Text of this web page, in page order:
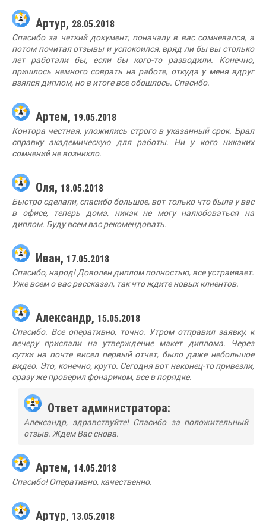
Артур, 28.05.2018
Спасибо за четкий документ, поначалу в вас сомневался, а
потом почитал отзывы и успокоился, вряд ли бы вы столько
лет работали бы, если бы кого-то разводили. Конечно,
пришлось немного соврать на работе, откуда у меня вдруг
взялся диплом, но в итоге все обошлось. Спасибо.
Артем, 19.05.2018
Контора честная, уложились строго в указанный срок. Брал
справку академическую для работы. Ни у кого никаких
сомнений не возникло.
Оля, 18.05.2018
Быстро сделали, спасибо большое, вот только что была у вас
в офисе, теперь дома, никак не могу налюбоваться на
диплом. Буду всем вас рекомендовать.
Иван, 17.05.2018
Спасибо, народ! Доволен диплом полностью, все устраивает.
Уже всем о вас рассказал, так что ждите новых клиентов.
Александр, 15.05.2018
Спасибо. Все оперативно, точно. Утром отправил заявку, к
вечеру прислали на утверждение макет диплома. Через
сутки на почте висел первый отчет, было даже небольшое
видео. Это, конечно, круто. Сегодня вот наконец-то привезли,
сразу же проверил фонариком, все в порядке.
Ответ администратора:
Александр, здравствуйте! Спасибо за положительный
отзыв. Ждем Вас снова.
Артем, 14.05.2018
Спасибо! Оперативно, качественно.
Артур, 13.05.2018